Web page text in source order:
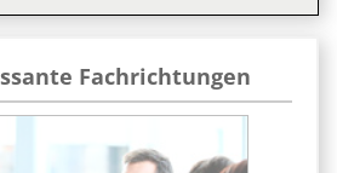
Fachrichtungen